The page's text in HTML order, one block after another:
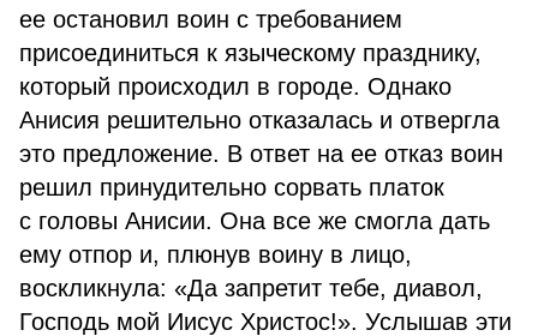
ее остановил воин с требованием
присоединиться к языческому празднику,
который происходил в городе. Однако
Анисия решительно отказалась и отвергла
это предложение. В ответ на ее отказ воин
решил принудительно сорвать платок
с головы Анисии. Она все же смогла дать
ему отпор и, плюнув воину в лицо,
воскликнула: «Да запретит тебе, диавол,
Господь мой Иисус Христос!». Услышав эти